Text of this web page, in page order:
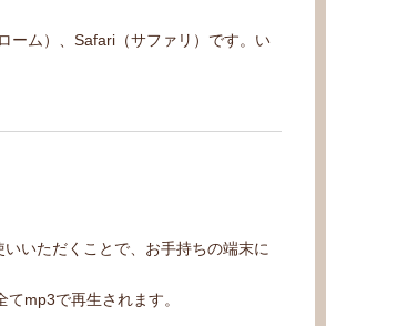
ーム）、Safari（サファリ）です。い
いいただくことで、お手持ちの端末に
mp3で再生されます。